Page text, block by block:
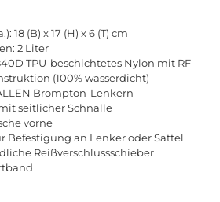
18 (B) x 17 (H) x 6 (T) cm
2 Liter
TPU-beschichtetes Nylon mit RF-
(100% wasserdicht)
Brompton-Lenkern
seitlicher Schnalle
vorne
Befestigung an Lenker oder Sattel
Reißverschlussschieber